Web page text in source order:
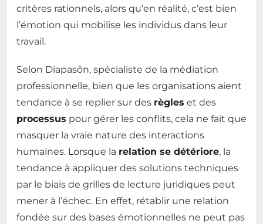
critères rationnels, alors qu’en réalité, c’est bien
l’émotion qui mobilise les individus dans leur
travail.
Selon Diapasôn, spécialiste de la médiation
professionnelle, bien que les organisations aient
tendance à se replier sur des règles et des
processus pour gérer les conflits, cela ne fait que
masquer la vraie nature des interactions
humaines. Lorsque la relation se détériore, la
tendance à appliquer des solutions techniques
par le biais de grilles de lecture juridiques peut
mener à l’échec. En effet, rétablir une relation
fondée sur des bases émotionnelles ne peut pas